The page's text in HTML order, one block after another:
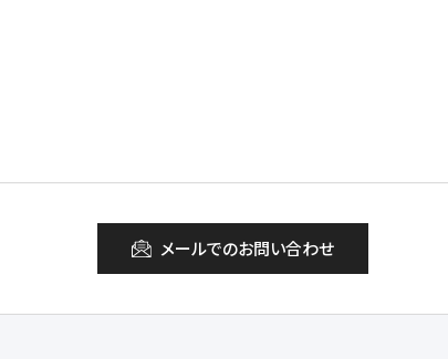
メールでのお問い合わせ